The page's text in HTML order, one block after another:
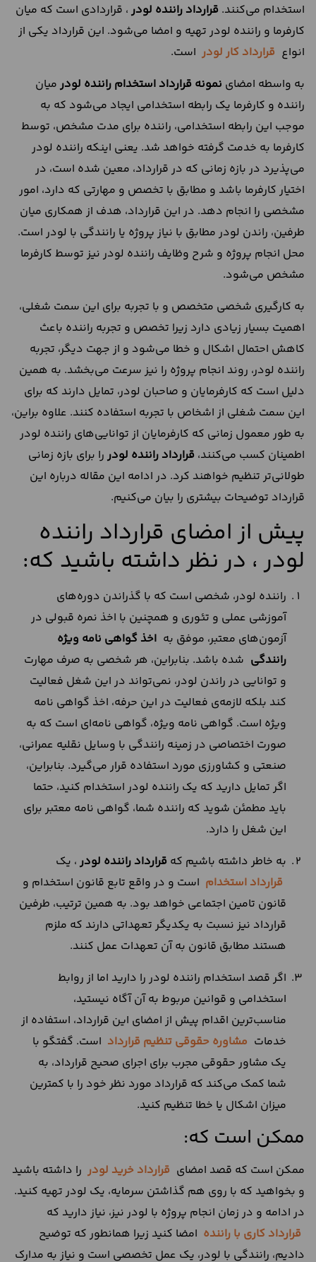
استخدام می‌کنند. قرارداد راننده لودر ، قراردادی است که میان
کارفرما و راننده لودر تهیه و امضا می‌شود. این قرارداد یکی از
انواع قرارداد کار لودر است.
به واسطه امضای نمونه قرارداد استخدام راننده لودر میان
راننده و کارفرما یک رابطه استخدامی ایجاد می‌شود که به
موجب این رابطه استخدامی، راننده برای مدت مشخص، توسط
کارفرما به خدمت گرفته خواهد شد. یعنی اینکه راننده لودر
می‌پذیرد در بازه زمانی که در قرارداد، معین شده است، در
اختیار کارفرما باشد و مطابق با تخصص و مهارتی که دارد، امور
مشخصی را انجام دهد. در این قرارداد، هدف از همکاری میان
طرفین، راندن لودر مطابق با نیاز پروژه یا رانندگی با لودر است.
محل انجام پروژه و شرح وظایف راننده لودر نیز توسط کارفرما
مشخص می‌شود.
به کارگیری شخصی متخصص و با تجربه برای این سمت شغلی،
اهمیت بسیار زیادی دارد زیرا تخصص و تجربه راننده باعث
کاهش احتمال اشکال و خطا می‌شود و از جهت دیگر، تجربه
راننده لودر، روند انجام پروژه را نیز سرعت می‌بخشد. به همین
دلیل است که کارفرمایان و صاحبان لودر، تمایل دارند که برای
این سمت شغلی از اشخاص با تجربه استفاده کنند. علاوه براین،
به طور معمول زمانی که کارفرمایان از توانایی‌های راننده لودر
اطمینان کسب می‌کنند، قرارداد راننده لودر را برای بازه زمانی
طولانی‌تر تنظیم خواهند کرد. در ادامه این مقاله درباره این
قرارداد توضیحات بیشتری را بیان می‌کنیم.
پیش از امضای قرارداد راننده
لودر ، در نظر داشته باشید که:
راننده لودر، شخصی است که با گذراندن دوره‌های
آموزشی عملی و تئوری و همچنین با اخذ نمره قبولی در
آزمون‌های معتبر، موفق به اخذ گواهی نامه ویژه
رانندگی شده باشد. بنابراین، هر شخصی به صرف مهارت
و توانایی در راندن لودر، نمی‌تواند در این شغل فعالیت
کند بلکه لازمه‌ی فعالیت در این حرفه، اخذ گواهی نامه
ویژه است. گواهی نامه ویژه، گواهی نامه‌ای است که به
صورت اختصاصی در زمینه رانندگی با وسایل نقلیه عمرانی،
صنعتی و کشاورزی مورد استفاده قرار می‌گیرد. بنابراین،
اگر تمایل دارید که یک راننده لودر استخدام کنید، حتما
باید مطمئن شوید که راننده شما، گواهی نامه معتبر برای
این شغل را دارد.
به خاطر داشته باشیم که قرارداد راننده لودر ، یک
قرارداد استخدام است و در واقع تابع قانون استخدام و
قانون تامین اجتماعی خواهد بود. به همین ترتیب، طرفین
قرارداد نیز نسبت به یکدیگر تعهداتی دارند که ملزم
هستند مطابق قانون به آن تعهدات عمل کنند.
اگر قصد استخدام راننده لودر را دارید اما از روابط
استخدامی و قوانین مربوط به آن آگاه نیستید،
مناسب‌ترین اقدام پیش از امضای این قرارداد، استفاده از
خدمات مشاوره حقوقی تنظیم قرارداد است. گفتگو با
یک مشاور حقوقی مجرب برای اجرای صحیح قرارداد، به
شما کمک می‌کند که قرارداد مورد نظر خود را با کمترین
میزان اشکال یا خطا تنظیم کنید.
ممکن است که:
ممکن است که قصد امضای قرارداد خرید لودر را داشته باشید
و بخواهید که با روی هم گذاشتن سرمایه، یک لودر تهیه کنید.
در ادامه و در زمان انجام پروژه با لودر نیز، نیاز دارید که
قرارداد کاری با راننده امضا کنید زیرا همانطور که توضیح
دادیم، رانندگی با لودر، یک عمل تخصصی است و نیاز به مدارک